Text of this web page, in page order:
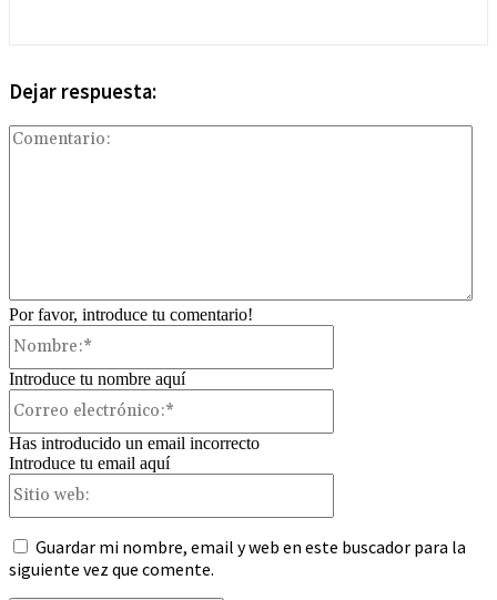
Dejar respuesta:
Por favor, introduce tu comentario!
Introduce tu nombre aquí
Has introducido un email incorrecto
Introduce tu email aquí
Guardar mi nombre, email y web en este buscador para la
siguiente vez que comente.